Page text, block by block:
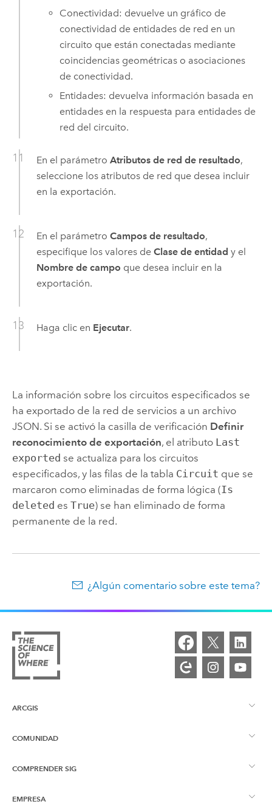
Conectividad: devuelve un gráfico de
conectividad de entidades de red en un
circuito que están conectadas mediante
coincidencias geométricas o asociaciones
de conectividad.
Entidades: devuelva información basada en
entidades en la respuesta para entidades de
red del circuito.
En el parámetro Atributos de red de resultado,
seleccione los atributos de red que desea incluir
en la exportación.
En el parámetro Campos de resultado,
especifique los valores de Clase de entidad y el
Nombre de campo que desea incluir en la
exportación.
Haga clic en Ejecutar.
La información sobre los circuitos especificados se
ha exportado de la red de servicios a un archivo
JSON. Si se activó la casilla de verificación Definir
reconocimiento de exportación, el atributo Last
exported se actualiza para los circuitos
especificados, y las filas de la tabla Circuit que se
marcaron como eliminadas de forma lógica (Is
deleted es True) se han eliminado de forma
permanente de la red.
¿Algún comentario sobre este tema?
ARCGIS
Descripción general de ArcGIS
Representación cartográfica
COMUNIDAD
Comunidad de Esri
Blog de ArcGIS
COMPRENDER SIG
¿Qué son los SIG?
EMPRESA